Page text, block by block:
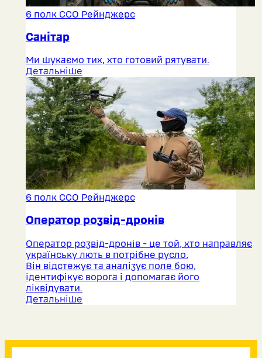
6 полк ССО Рейнджерс
Санітар
Ми шукаємо тих, хто готовий рятувати.
Детальніше
6 полк ССО Рейнджерс
Оператор розвід-дронів
Оператор розвід-дронів - це той, хто направляє
українську лють в потрібне русло.
Він відстежує та аналізує поле бою,
ідентифікує ворога і допомагає його
ліквідувати.
Детальніше